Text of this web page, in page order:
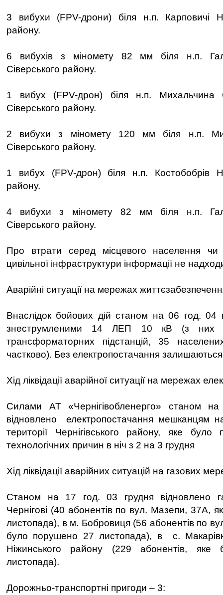
3 вибухи (FPV-дрони) біля н.п. Карповичі
району.
6 вибухів з міномету 82 мм біля н.п.
Сіверського району.
1 вибух (FPV-дрон) біля н.п. Михальчина
Сіверського району.
2 вибухи з міномету 120 мм біля н.п.
Сіверського району.
1 вибух (FPV-дрон) біля н.п. Костобобрів
району.
4 вибухи з міномету 82 мм біля н.п.
Сіверського району.
Про втрати серед місцевого населення чи
цивільної інфраструктури інформації не
Аварійні ситуації на мережах
Внаслідок бойових дій станом на 06 год. 04
знеструмленими 14 ЛЕП 10 кВ (з них
трансформаторних підстанцій, 35
частково). Без електропостачання
Хід ліквідації аварійної ситуації на мережах
Силами АТ «Чернігівобленерго» станом
відновлено електропостачання мешканцям
території Чернігівського району, яке було
технологічних причин в ніч з 2 на 3 грудня
Хід ліквідації аварійних ситуацій на газових
Станом на 17 год. 03 грудня відновлено
Чернігові (40 абонентів по вул. Мазепи, 37А,
листопада), в м. Бобровиця (56 абонентів по
було порушено 27 листопада), в с.
Ніжинського району (229 абонентів,
листопада).
Дорожньо-транспортні пригоди – 3: